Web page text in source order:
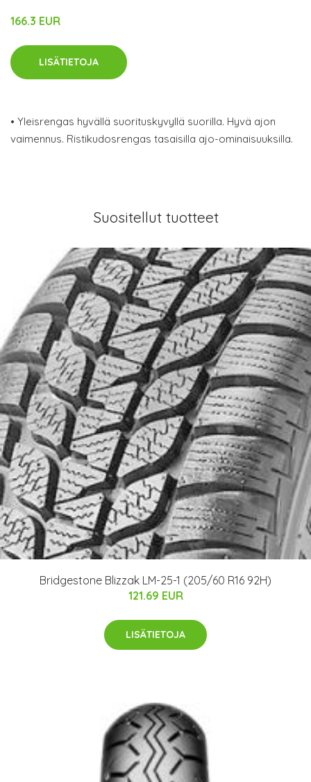
166.3 EUR
LISÄTIETOJA
• Yleisrengas hyvällä suorituskyvyllä suorilla. Hyvä ajon
vaimennus. Ristikudosrengas tasaisilla ajo-ominaisuuksilla.
Suositellut tuotteet
Bridgestone Blizzak LM-25-1 (205/60 R16 92H)
121.69 EUR
LISÄTIETOJA